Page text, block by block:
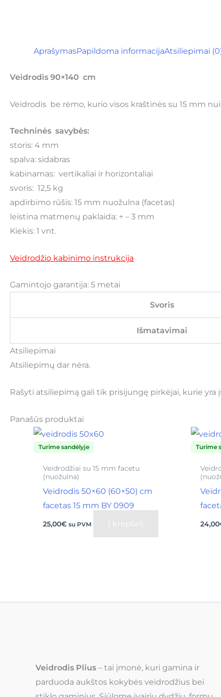
AprašymasPapildoma informacijaAtsiliepimai
Veidrodis 90×140 cm
Veidrodis be rėmo, kurio visos kraštinės su 15 mm
Techninės savybės:
storis: 4 mm
spalva: sidabras
kabinamas: vertikaliai ir horizontaliai
svoris: 12,5 kg
apdirbimo rūšis: 15 mm nuožulna (facetas)
leistina matmenų paklaida: + – 3 mm
Kiekis: 1 vnt.
Veidrodžio kabinimo instrukcija
Gamintojo garantija: 5 metai
Svoris
Išmatavimai
Atsiliepimai
Atsiliepimų dar nėra.
Rašyti atsiliepimą gali tik prisijungę pirkėjai, kurie yra
Panašūs produktai
Turime sandėlyje
Veidrodžiai su 15 mm facetu
(nuožulna)
Veidrodis 50×60 (60×50) cm
facetas 15 mm BY 0909
25,00€ su PVM Į krepšelį
Turime
24,00
Veidrodis Plius – tai įmonė, kuri gamina ir
parduoda aukštos kokybės veidrodžius bei